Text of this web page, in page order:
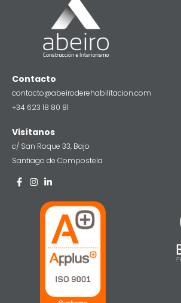
Contacto
contacto@abeiroderehabilitacion.com
+34 623 18 80 81
Visítanos
c/ San Roque 33, Bajo
Santiago de Compostela